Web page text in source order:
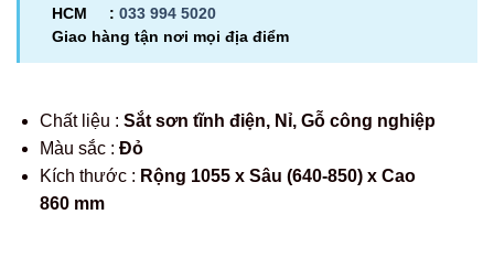
HCM : 033 994 5020
Giao hàng tận nơi mọi địa điểm
Chất liệu : Sắt sơn tĩnh điện, Nỉ, Gỗ công nghiệp
Màu sắc : Đỏ
Kích thước : Rộng 1055 x Sâu (640-850) x Cao
860 mm